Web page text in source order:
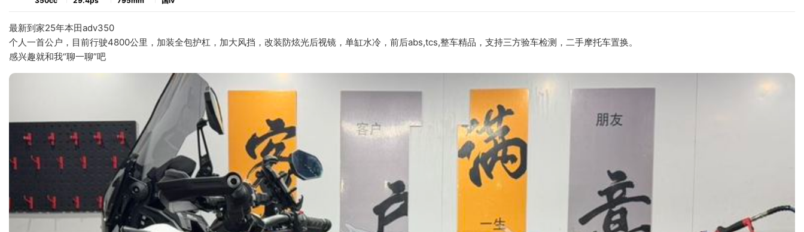
最新到家25年本田adv350
个人一首公户，目前行驶4800公里，加装全包护杠，加大风挡，改装防炫光后视镜，单缸水冷，前后abs,tcs,整车精品，支持三方验车检测，二手摩托车置换。
感兴趣就和我“聊一聊”吧